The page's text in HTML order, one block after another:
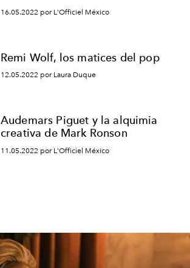
16.05.2022 por L'Officiel México
Remi Wolf, los matices del pop
12.05.2022 por Laura Duque
Audemars Piguet y la alquimia
creativa de Mark Ronson
11.05.2022 por L'Officiel México